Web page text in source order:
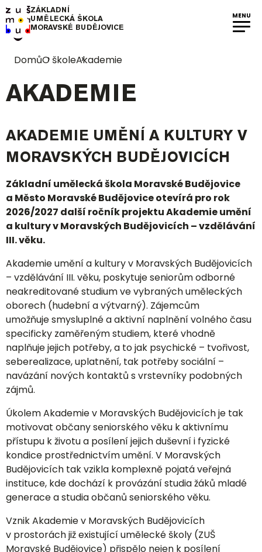
ZÁKLADNÍ
UMĚLECKÁ ŠKOLA
MORAVSKÉ BUDĚJOVICE
MENU
DomůO školeAkademie
AKADEMIE
AKADEMIE UMĚNÍ A KULTURY V
MORAVSKÝCH BUDĚJOVICÍCH
Základní umělecká škola Moravské Budějovice
a Město Moravské Budějovice otevírá pro rok
2026/2027 další ročník projektu Akademie umění
a kultury v Moravských Budějovicích – vzdělávání
III. věku.
Akademie umění a kultury v Moravských Budějovicích
– vzdělávání III. věku, poskytuje seniorům odborné
neakreditované studium ve vybraných uměleckých
oborech (hudební a výtvarný). Zájemcům
umožňuje smysluplné a aktivní naplnění volného času
specificky zaměřeným studiem, které vhodně
naplňuje jejich potřeby, a to jak psychické – tvořivost,
seberealizace, uplatnění, tak potřeby sociální –
navázání nových kontaktů s vrstevníky podobných
zájmů.
Úkolem Akademie v Moravských Budějovicích je tak
motivovat občany seniorského věku k aktivnímu
přístupu k životu a posílení jejich duševní i fyzické
kondice prostřednictvím umění. V Moravských
Budějovicích tak vzikla komplexně pojatá veřejná
instituce, kde dochází k provázání studia žáků mladé
generace a studia občanů seniorského věku.
Vznik Akademie v Moravských Budějovicích
v prostorách již existující umělecké školy (ZUŠ
Moravské Budějovice) přispělo nejen k posílení